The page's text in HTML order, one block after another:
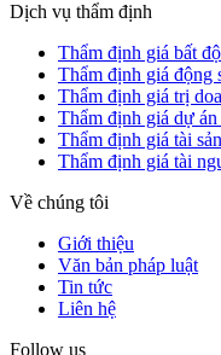
Dịch vụ thẩm định
Thẩm định giá bất
Thẩm định giá động
Thẩm định giá trị
Thẩm định giá dự
Thẩm định giá tài
Thẩm định giá tài
Về chúng tôi
Giới thiệu
Văn bản pháp luật
Tin tức
Liên hệ
Follow us